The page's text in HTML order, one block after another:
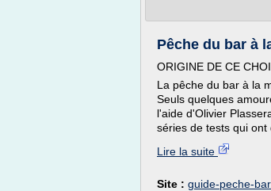
Pêche du bar à
ORIGINE DE CE
La pêche du bar à la
Seuls quelques
l'aide d'Olivier
séries de tests qui ont
Lire la suite
Site : guide-peche-